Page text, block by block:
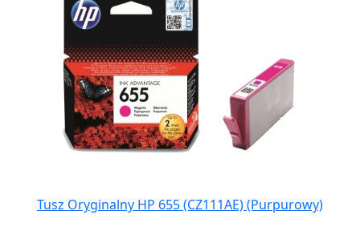
Tusz Oryginalny HP 655 (CZ111AE) (Purpurowy)